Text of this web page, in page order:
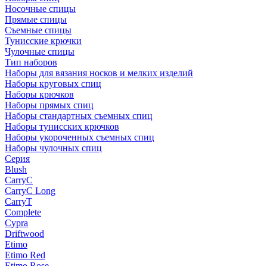
Носочные спицы
Прямые спицы
Съемные спицы
Тунисские крючки
Чулочные спицы
Тип наборов
Наборы для вязания носков и мелких изделий
Наборы круговых спиц
Наборы крючков
Наборы прямых спиц
Наборы стандартных съемных спиц
Наборы тунисских крючков
Наборы укороченных съемных спиц
Наборы чулочных спиц
Серия
Blush
CarryC
CarryC Long
CarryT
Complete
Cypra
Driftwood
Etimo
Etimo Red